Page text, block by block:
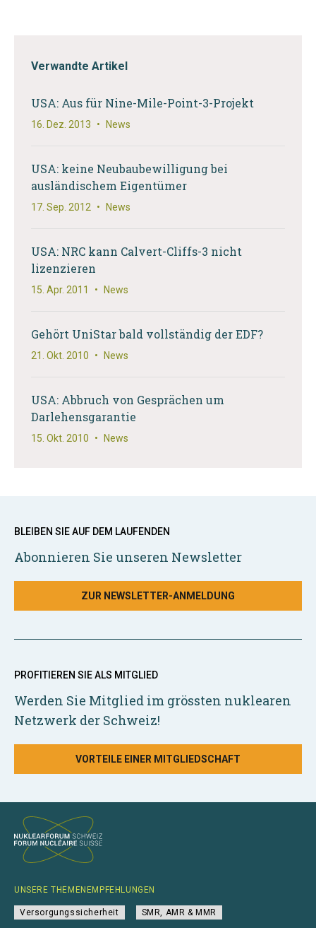
Verwandte Artikel
USA: Aus für Nine-Mile-Point-3-Projekt
16. Dez. 2013 • News
USA: keine Neubaubewilligung bei
ausländischem Eigentümer
17. Sep. 2012 • News
USA: NRC kann Calvert-Cliffs-3 nicht
lizenzieren
15. Apr. 2011 • News
Gehört UniStar bald vollständig der EDF?
21. Okt. 2010 • News
USA: Abbruch von Gesprächen um
Darlehensgarantie
15. Okt. 2010 • News
BLEIBEN SIE AUF DEM LAUFENDEN
Abonnieren Sie unseren Newsletter
ZUR NEWSLETTER-ANMELDUNG
PROFITIEREN SIE ALS MITGLIED
Werden Sie Mitglied im grössten nuklearen
Netzwerk der Schweiz!
VORTEILE EINER MITGLIEDSCHAFT
UNSERE THEMENEMPFEHLUNGEN
Versorgungssicherheit SMR, AMR & MMR